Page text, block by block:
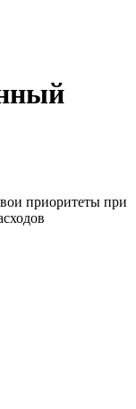
приоритеты при